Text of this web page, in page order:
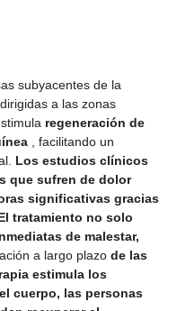
subyacentes de la
a las zonas
regeneración de
, facilitando un
Los estudios clínicos
que sufren de dolor
significativas gracias
tratamiento no solo
de malestar,
a largo plazo de las
estimula los
cuerpo, las personas